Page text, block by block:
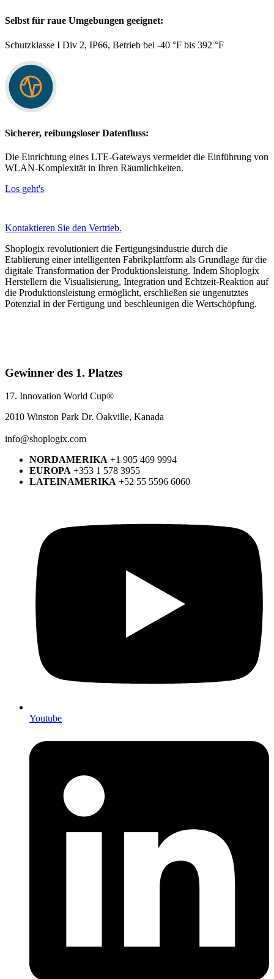
Selbst für raue Umgebungen geeignet:
Schutzklasse I Div 2, IP66, Betrieb bei -40 °F bis 392 °F
Sicherer, reibungsloser Datenfluss:
Die Einrichtung eines LTE-Gateways vermeidet die Einführung von
WLAN-Komplexität in Ihren Räumlichkeiten.
Los geht's
Kontaktieren Sie den Vertrieb.
Shoplogix revolutioniert die Fertigungsindustrie durch die
Etablierung einer intelligenten Fabrikplattform als Grundlage für die
digitale Transformation der Produktionsleistung. Indem Shoplogix
Herstellern die Visualisierung, Integration und Echtzeit-Reaktion auf
die Produktionsleistung ermöglicht, erschließen sie ungenutztes
Potenzial in der Fertigung und beschleunigen die Wertschöpfung.
Gewinner des 1. Platzes
17. Innovation World Cup®
2010 Winston Park Dr. Oakville, Kanada
info@shoplogix.com
NORDAMERIKA +1 905 469 9994
EUROPA +353 1 578 3955
LATEINAMERIKA +52 55 5596 6060
Youtube